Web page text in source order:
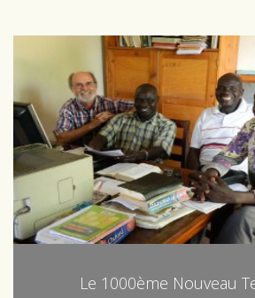
Le 1000ème Nouveau